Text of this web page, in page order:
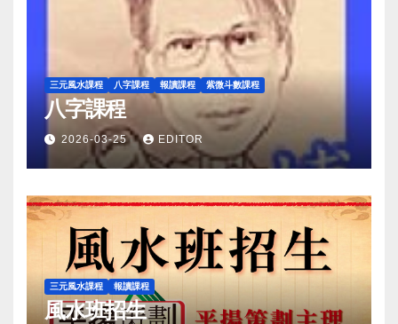
三元風水課程 八字課程 報讀課程 紫微斗數課程
八字課程
2026-03-25 EDITOR
三元風水課程 報讀課程
風水班招生